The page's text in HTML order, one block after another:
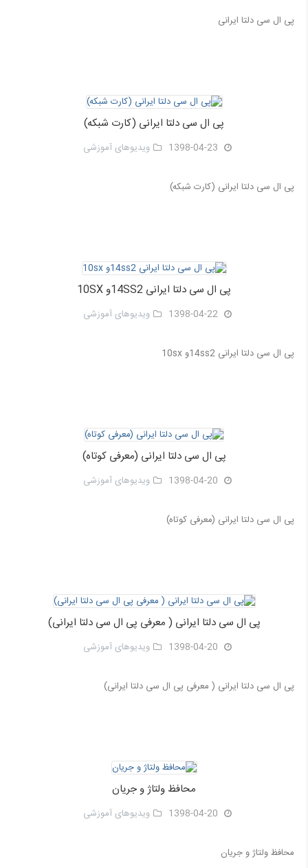
پی ال سی دلتا ایرانی
پی ال سی دلتا ایرانی (کارت شبکه)
ویدیوهای آموزشی
پی ال سی دلتا ایرانی (کارت شبکه)
پی ال سی دلتا ایرانی 14SS2و 10SX
ویدیوهای آموزشی
پی ال سی دلتا ایرانی 14ss2و 10sx
پی ال سی دلتا ایرانی (معرفی کوتاه)
ویدیوهای آموزشی
پی ال سی دلتا ایرانی (معرفی کوتاه)
پی ال سی دلتا ایرانی ( معرفی پی ال سی دلتا ایرانی)
ویدیوهای آموزشی
پی ال سی دلتا ایرانی ( معرفی پی ال سی دلتا ایرانی)
محافظ ولتاژ و جریان
ویدیوهای آموزشی
محافظ ولتاژ و جریان